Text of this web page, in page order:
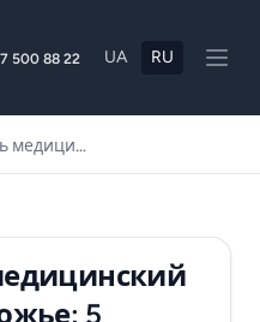
500 88 22 UA RU
Как выбрать медицинский центр в Запорожье: 5 вещей, которые действительно имеют значение
5